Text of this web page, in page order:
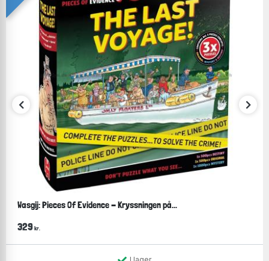
Wasgij: Pieces Of Evidence - Kryssningen på...
329 kr.